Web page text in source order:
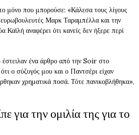
μόνο που μπορούσε: «Κάλεσα τους λίγους
Μαρκ Ταραμπέλλα και την
αναφέρει ότι κανείς δεν ήξερε περί
ένα άρθρο από την Soir στο
ο σύζυγός μου και ο Παντσέρι είχαν
χρηματικά ποσά. Τότε πανικοβλήθηκα»,
για την ομιλία της για το